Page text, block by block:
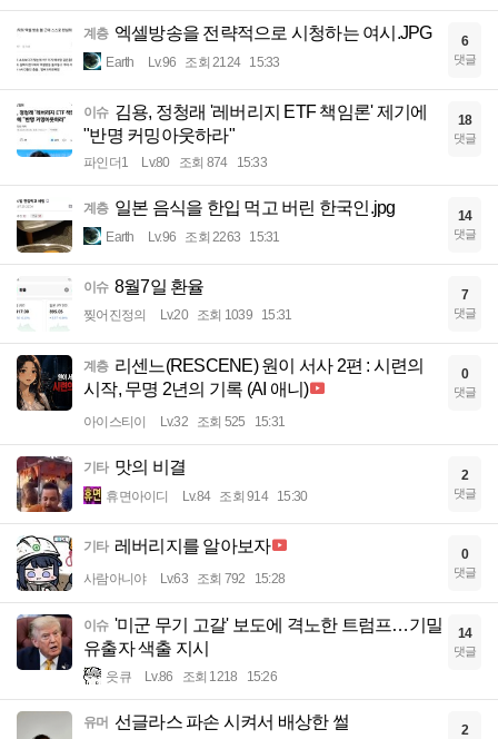
계층 엑셀방송을 전략적으로 시청하는 여시.JPG
Earth Lv.96 조회 2124 15:33
6
댓글
이슈 김용, 정청래 '레버리지 ETF 책임론' 제기에
"반명 커밍아웃하라"
파인더1 Lv.80 조회 874 15:33
18
댓글
계층 일본 음식을 한입 먹고 버린 한국인.jpg
Earth Lv.96 조회 2263 15:31
14
댓글
이슈 8월7일 환율
찢어진정의 Lv.20 조회 1039 15:31
7
댓글
계층 리센느(RESCENE) 원이 서사 2편 : 시련의
시작, 무명 2년의 기록 (AI 애니)
아이스티이 Lv.32 조회 525 15:31
0
댓글
기타 맛의 비결
휴면아이디 Lv.84 조회 914 15:30
2
댓글
기타 레버리지를 알아보자
사람아니야 Lv.63 조회 792 15:28
0
댓글
이슈 '미군 무기 고갈' 보도에 격노한 트럼프…기밀
유출자 색출 지시
읏큐 Lv.86 조회 1218 15:26
14
댓글
유머 선글라스 파손 시켜서 배상한 썰 2